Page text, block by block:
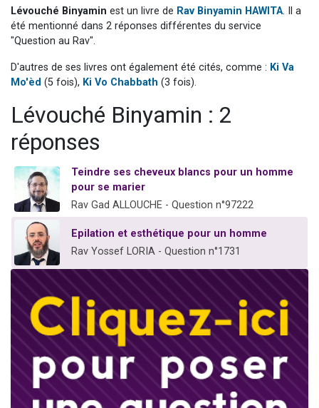
Nouvelle émission radio : Visions de grandeur n°104 : Le Chabbath et le Birkat Hamazone à travers le temps
Il reste 49 places pour étudier en groupe sur Zoom
Lévouché Binyamin est un livre de Rav Binyamin HAWITA. Il a
été mentionné dans 2 réponses différentes du service
"Question au Rav".
D'autres de ses livres ont également été cités, comme : Ki Va
Mo'èd (5 fois), Ki Vo Chabbath (3 fois).
Lévouché Binyamin : 2
réponses
Teindre ses cheveux blancs pour un homme
pour se marier
Rav Gad ALLOUCHE - Question n°97222
Epilation et esthétique pour un homme
Rav Yossef LORIA - Question n°1731